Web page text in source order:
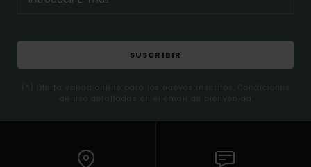
SUSCRIBIR
(*) Oferta valida online para los nuevos inscritos. Condiciones
de uso detalladas en el email de bienvenida